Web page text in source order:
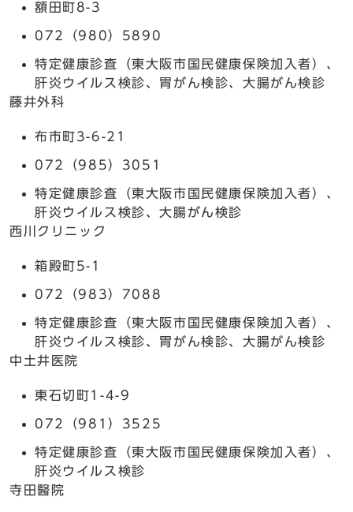
額田町8-3
072（980）5890
特定健康診査（東大阪市国民健康保険加入者）、
肝炎ウイルス検診、胃がん検診、大腸がん検診
藤井外科
布市町3-6-21
072（985）3051
特定健康診査（東大阪市国民健康保険加入者）、
肝炎ウイルス検診、大腸がん検診
西川クリニック
箱殿町5-1
072（983）7088
特定健康診査（東大阪市国民健康保険加入者）、
肝炎ウイルス検診、胃がん検診、大腸がん検診
中土井医院
東石切町1-4-9
072（981）3525
特定健康診査（東大阪市国民健康保険加入者）、
肝炎ウイルス検診
寺田醫院